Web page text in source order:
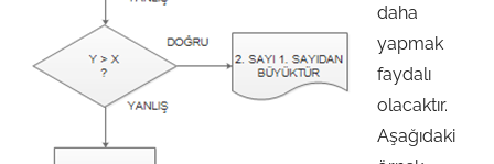
daha
yapmak
faydalı
olacaktır.
Aşağıdaki